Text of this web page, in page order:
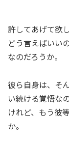
許してあげて欲し
どう言えばいい
なのだろうか。
彼ら自身は、そ
い続ける覚悟な
けれど、もう彼
か。